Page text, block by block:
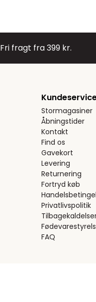
Fri fragt fra 399 kr.
Stormagasiner
Åbningstider
Kontakt
Find os
Gavekort
Levering
Returnering
Fortryd køb
Privatlivspolitik
FAQ